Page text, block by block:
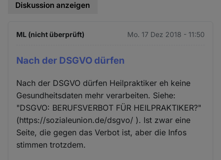
Diskussion anzeigen
ML (nicht überprüft) Mo. 17 Dez 2018 - 11:50
Nach der DSGVO dürfen
Nach der DSGVO dürfen Heilpraktiker eh keine
Gesundheitsdaten mehr verarbeiten. Siehe:
"DSGVO: BERUFSVERBOT FÜR HEILPRAKTIKER?"
(https://sozialeunion.de/dsgvo/ ). Ist zwar eine
Seite, die gegen das Verbot ist, aber die Infos
stimmen trotzdem.